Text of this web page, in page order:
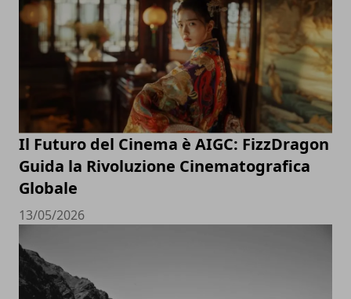
Il Futuro del Cinema è AIGC: FizzDragon
Guida la Rivoluzione Cinematografica
Globale
13/05/2026